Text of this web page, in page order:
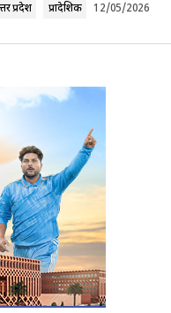
प्रदेश प्रादेशिक 12/05/2026